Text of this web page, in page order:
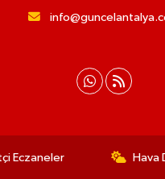
Eczaneler Hava